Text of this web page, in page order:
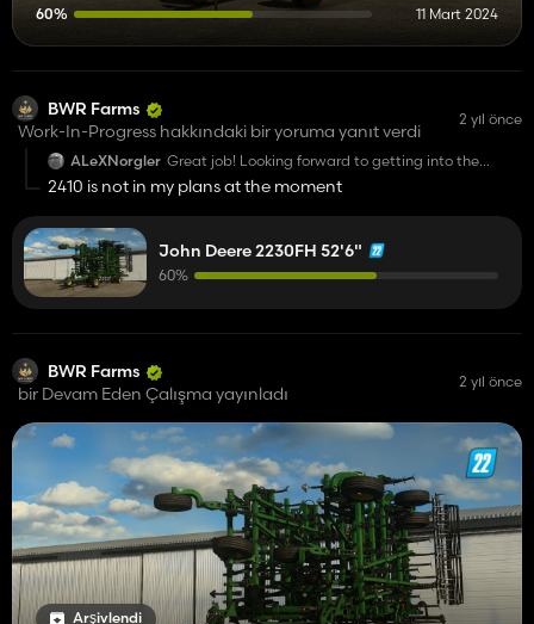
60% 11 Mart 2024
BWR Farms
Work-In-Progress hakkındaki bir yoruma yanıt verdi
2 yıl önce
ALeXNorgler Great job! Looking forward to getting into the
game)
I wanted to ask - are there any plans for a 2410 by
2410 is not in my plans at the moment
John Deere 2230FH 52'6"
60%
BWR Farms
bir Devam Eden Çalışma yayınladı
2 yıl önce
Arşivlendi